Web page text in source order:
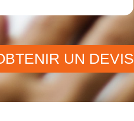
UN DEVIS